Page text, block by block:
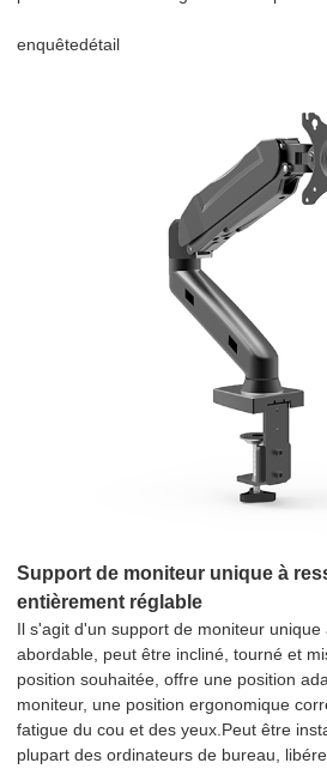
enquêtedétail
Support de moniteur unique à
entièrement réglable
Il s'agit d'un support de moniteur
abordable, peut être incliné, tourné et
position souhaitée, offre une position
moniteur, une position ergonomique
fatigue du cou et des yeux.Peut être
plupart des ordinateurs de bureau,